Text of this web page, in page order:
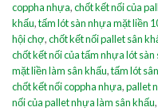
coppha nhựa,chốt kết nối của
khấu,tấm lót sàn nhựa mặt liền
hội chợ,chốt kết nối pallet sân
chốt kết nối của tấm nhựa lót sàn
mặt liền làm sân khấu,tấm lót
chốt kết nối coppha nhựa,pallet
nối của pallet nhựa làm sân khấu,